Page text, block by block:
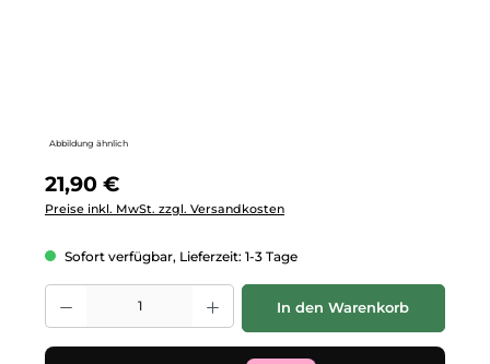
Abbildung ähnlich
Regulärer Preis:
21,90 €
Preise inkl. MwSt. zzgl. Versandkosten
Sofort verfügbar, Lieferzeit: 1-3 Tage
Produkt Anzahl: Gib den gewünschten Wert ein oder benutze die
In den Warenkorb